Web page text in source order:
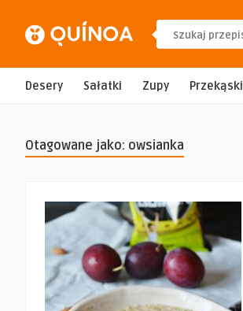
Desery Sałatki Zupy Przekąski
Otagowane jako: owsianka